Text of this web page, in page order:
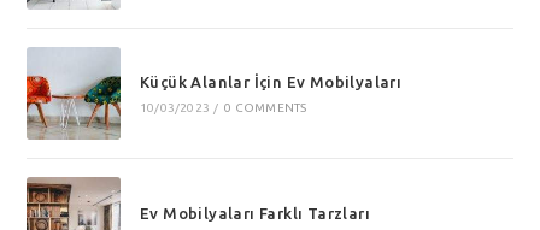
Küçük Alanlar İçin Ev Mobilyaları
10/03/2023 / 0 COMMENTS
Ev Mobilyaları Farklı Tarzları